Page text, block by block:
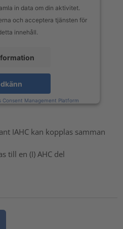
in data om din aktivitet.
och acceptera tjänsten för
innehåll.
Consent Management Platform
IAHC kan kopplas samman
till en (I) AHC del